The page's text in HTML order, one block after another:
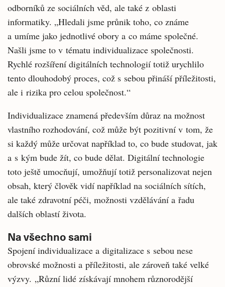
odborníků ze sociálních věd, ale také z oblasti
informatiky. „Hledali jsme průnik toho, co známe
a umíme jako jednotlivé obory a co máme společné.
Našli jsme to v tématu individualizace společnosti.
Rychlé rozšíření digitálních technologií totiž urychlilo
tento dlouhodobý proces, což s sebou přináší příležitosti,
ale i rizika pro celou společnost.“
Individualizace znamená především důraz na možnost
vlastního rozhodování, což může být pozitivní v tom, že
si každý může určovat například to, co bude studovat, jak
a s kým bude žít, co bude dělat. Digitální technologie
toto ještě umocňují, umožňují totiž personalizovat nejen
obsah, který člověk vidí například na sociálních sítích,
ale také zdravotní péči, možnosti vzdělávání a řadu
dalších oblastí života.
Na všechno sami
Spojení individualizace a digitalizace s sebou nese
obrovské možnosti a příležitosti, ale zároveň také velké
výzvy. „Různí lidé získávají mnohem různorodější